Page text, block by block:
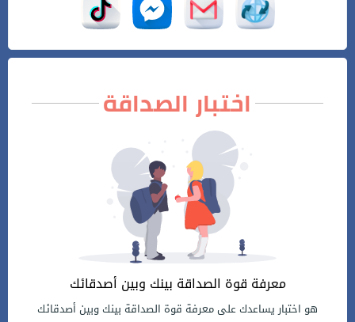
اختبار الصداقة
معرفة قوة الصداقة بينك وبين أصدقائك
هو اختبار يساعدك على معرفة قوة الصداقة بينك وبين أصدقائك